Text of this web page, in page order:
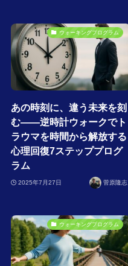
ウォーキングプログラム
あの時刻に、違う未来を刻
む――逆時計ウォークでト
ラウマを時間から解放する
心理回復7ステッププログ
ラム
2025年7月27日 菅原隆志
ウォーキングプログラム